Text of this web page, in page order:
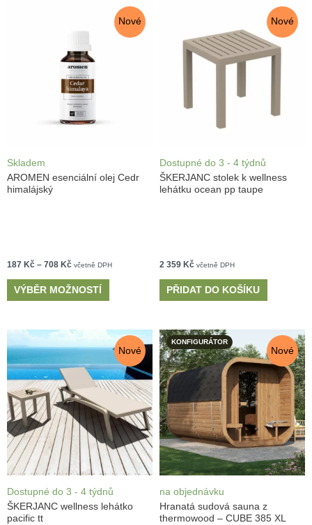
Nové
Skladem
AROMEN esenciální olej Cedr
himalájský
187 Kč – 708 Kč včetně DPH
VÝBĚR MOŽNOSTÍ
Nové
Dostupné do 3 - 4 týdnů
ŠKERJANC stolek k wellness
lehátku ocean pp taupe
2 359 Kč včetně DPH
PŘIDAT DO KOŠÍKU
Nové
Dostupné do 3 - 4 týdnů
ŠKERJANC wellness lehátko
pacific tt
KONFIGURÁTOR
Nové
na objednávku
Hranatá sudová sauna z
thermowood – CUBE 385 XL